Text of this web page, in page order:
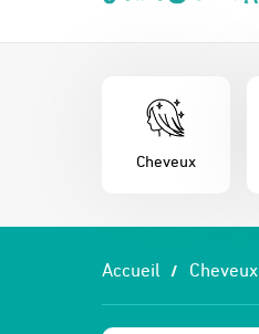
Cheveux
Accueil Cheveux